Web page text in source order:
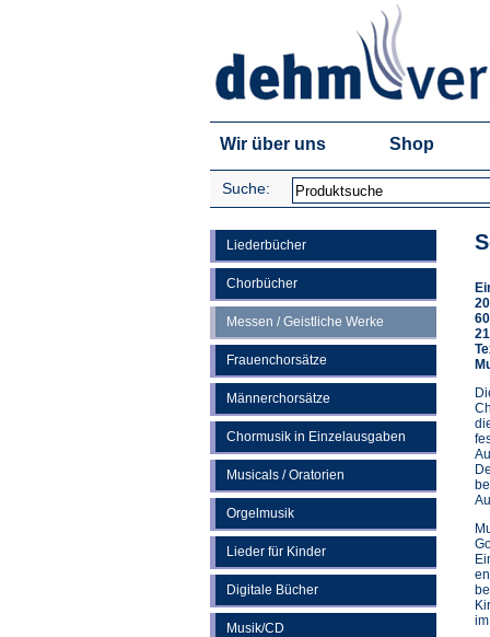
Wir über uns Shop
Suche:
Liederbücher
Chorbücher
Messen / Geistliche Werke
Frauenchorsätze
Männerchorsätze
Chormusik in Einzelausgaben
Musicals / Oratorien
Orgelmusik
Lieder für Kinder
Digitale Bücher
Musik/CD